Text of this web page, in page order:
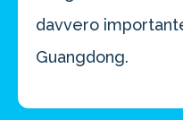
davvero
Guangdong.